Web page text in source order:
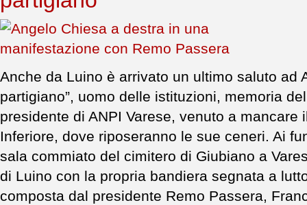
Anche da Luino è arrivato un ultimo saluto ad
partigiano”, uomo delle istituzioni, memoria
presidente di ANPI Varese, venuto a
Inferiore, dove riposeranno le sue ceneri. Ai
sala commiato del cimitero di Giubiano a
di Luino con la propria bandiera segnata a
composta dal presidente Remo Passera,